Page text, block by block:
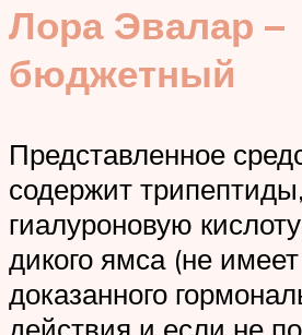
Лора Эвалар –
бюджетный
Представленное
содержит трипептиды,
гиалуроновую
дикого ямса (не
доказанного
действия и если не